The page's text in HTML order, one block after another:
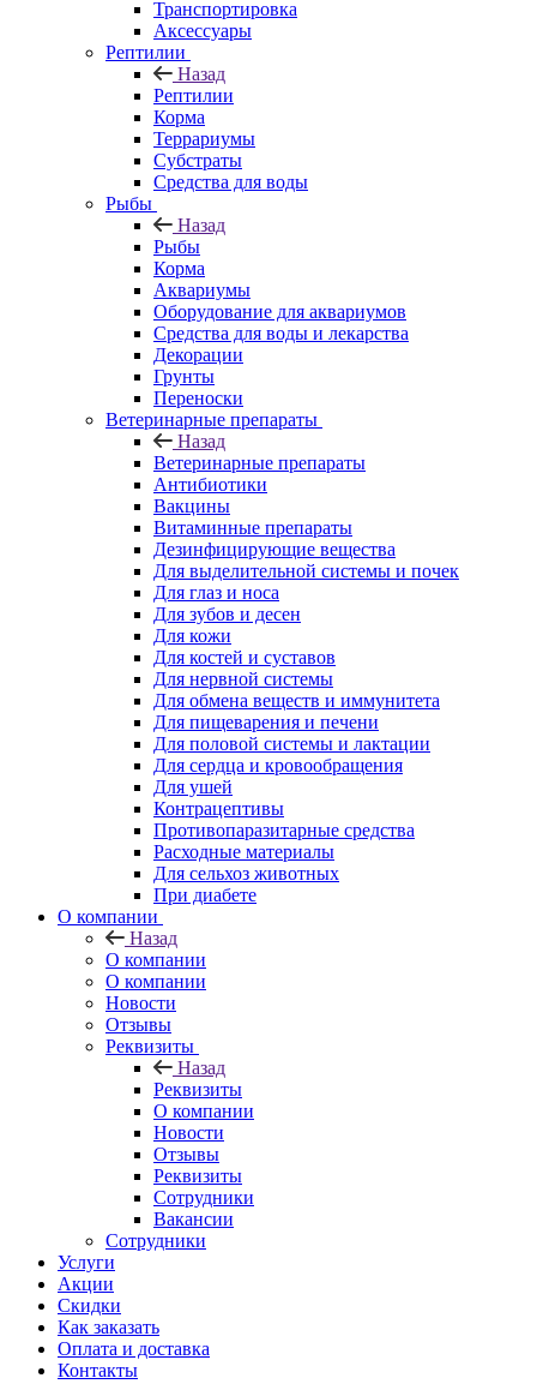
Транспортировка
Аксессуары
Рептилии
Назад
Рептилии
Корма
Террариумы
Субстраты
Средства для воды
Рыбы
Назад
Рыбы
Корма
Аквариумы
Оборудование для аквариумов
Средства для воды и лекарства
Декорации
Грунты
Переноски
Ветеринарные препараты
Назад
Ветеринарные препараты
Антибиотики
Вакцины
Витаминные препараты
Дезинфицирующие вещества
Для выделительной системы и почек
Для глаз и носа
Для зубов и десен
Для кожи
Для костей и суставов
Для нервной системы
Для обмена веществ и иммунитета
Для пищеварения и печени
Для половой системы и лактации
Для сердца и кровообращения
Для ушей
Контрацептивы
Противопаразитарные средства
Расходные материалы
Для сельхоз животных
При диабете
О компании
Назад
О компании
О компании
Новости
Отзывы
Реквизиты
Назад
Реквизиты
О компании
Новости
Отзывы
Реквизиты
Сотрудники
Вакансии
Сотрудники
Услуги
Акции
Скидки
Как заказать
Оплата и доставка
Контакты